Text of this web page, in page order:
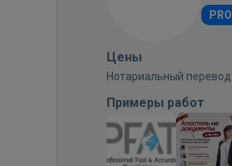
PRO
Цены
Нотариальный перевод
Примеры работ